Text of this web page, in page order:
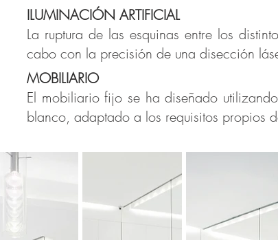
ILUMINACIÓN ARTIFICIAL
La ruptura de las esquinas entre los
cabo con la precisión de una disección
MOBILIARIO
El mobiliario fijo se ha diseñado
blanco, adaptado a los requisitos propios